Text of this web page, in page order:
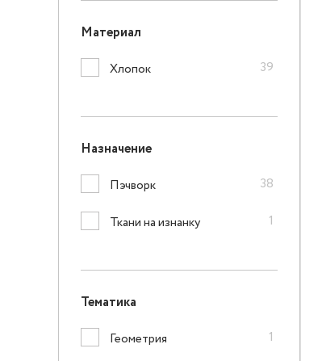
Материал
Хлопок 39
Назначение
Пэчворк 38
Ткани на изнанку 1
Тематика
Геометрия 1